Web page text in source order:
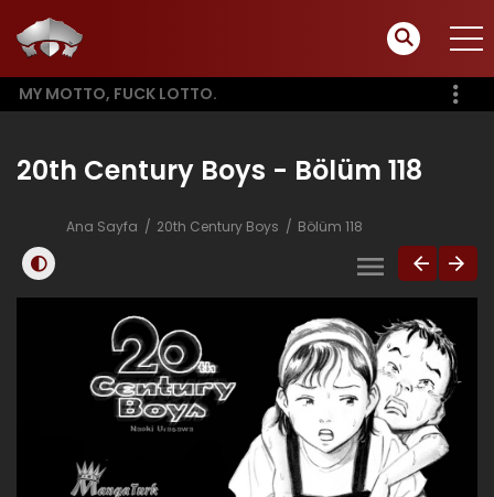
MY MOTTO, FUCK LOTTO.
20th Century Boys - Bölüm 118
Ana Sayfa 20th Century Boys Bölüm 118